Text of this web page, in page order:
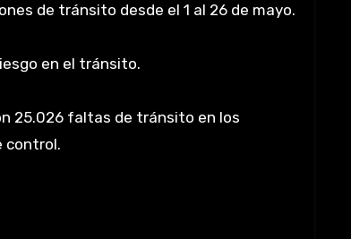
de tránsito desde el 1 al 26 de mayo.
en el tránsito.
25.026 faltas de tránsito en los
control.